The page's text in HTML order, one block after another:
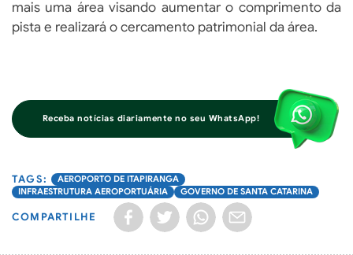
mais uma área visando aumentar o comprimento da
pista e realizará o cercamento patrimonial da área.
Receba notícias diariamente no seu WhatsApp!
AEROPORTO DE ITAPIRANGA
INFRAESTRUTURA AEROPORTUÁRIA
GOVERNO DE SANTA CATARINA
COMPARTILHE